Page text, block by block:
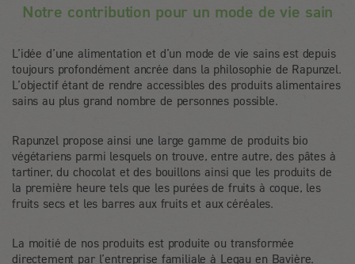
Notre contribution pour un mode de vie sain
L’idée d’une alimentation et d’un mode de vie sains est depuis
toujours profondément ancrée dans la philosophie de Rapunzel.
L’objectif étant de rendre accessibles des produits alimentaires
sains au plus grand nombre de personnes possible.
Rapunzel propose ainsi une large gamme de produits bio
végétariens parmi lesquels on trouve, entre autre, des pâtes à
tartiner, du chocolat et des bouillons ainsi que les produits de
la première heure tels que les purées de fruits à coque, les
fruits secs et les barres aux fruits et aux céréales.
La moitié de nos produits est produite ou transformée
directement par l’entreprise familiale à Legau en Bavière.